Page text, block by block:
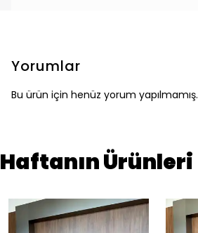
Yorumlar
Bu ürün için henüz yorum yapılmamış.
Haftanın Ürünleri